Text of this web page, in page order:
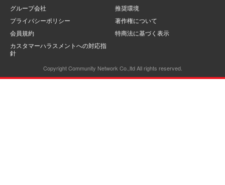
グループ会社
推奨環境
プライバシーポリシー
著作権について
会員規約
特商法に基づく表示
カスタマーハラスメントへの対応指
針
Copyright Community Network Co.,ltd All rights reserved.